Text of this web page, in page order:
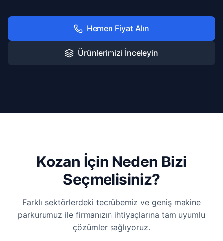
Hemen Fiyat Alın
Ürünlerimizi İnceleyin
Kozan İçin Neden Bizi
Seçmelisiniz?
Farklı sektörlerdeki tecrübemiz ve geniş makine
parkurumuz ile firmanızın ihtiyaçlarına tam uyumlu
çözümler sağlıyoruz.